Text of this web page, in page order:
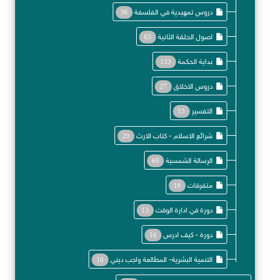
دروس تمهيدية في الفلسفة 36
اصول الحلقة الثانية 63
بداية الحكمة 133
دروس الاخلاق 27
التفسير 15
شرائع الاسلام - كتاب الارث 29
الرسالة الشمسية 69
متفرقات 16
دورة في ادارة الوقت 13
دورة - كيف ادرس 16
التنمية البشرية- المطالعة واجب ديني 10